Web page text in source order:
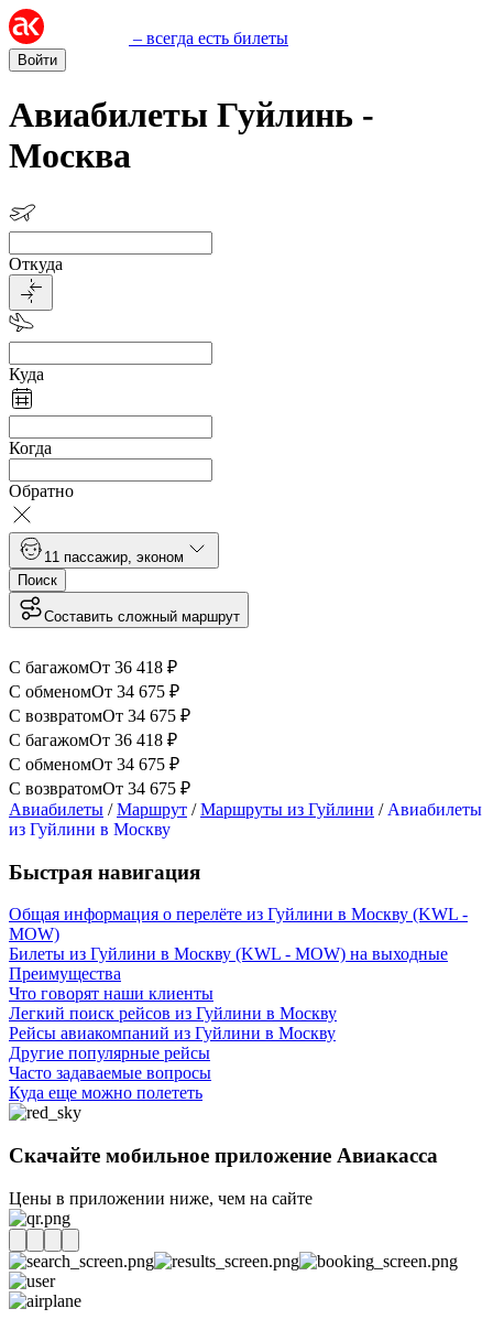
– всегда есть билеты
Войти
Авиабилеты Гуйлинь -
Москва
Откуда
Куда
Когда
Обратно
1 1 пассажир эконом
Поиск
Составить сложный маршрут
С багажомОт 36 418 ₽
С обменомОт 34 675 ₽
С возвратомОт 34 675 ₽
С багажомОт 36 418 ₽
С обменомОт 34 675 ₽
С возвратомОт 34 675 ₽
Авиабилеты /Маршрут /Маршруты из Гуйлини / Авиабилеты
из Гуйлини в Москву
Быстрая навигация
Общая информация о перелёте из Гуйлини в Москву (KWL -
MOW)
Билеты из Гуйлини в Москву (KWL - MOW) на выходные
Преимущества
Что говорят наши клиенты
Легкий поиск рейсов из Гуйлини в Москву
Рейсы авиакомпаний из Гуйлини в Москву
Другие популярные рейсы
Часто задаваемые вопросы
Куда еще можно полететь
Скачайте мобильное приложение Авиакасса
Цены в приложении ниже, чем на сайте